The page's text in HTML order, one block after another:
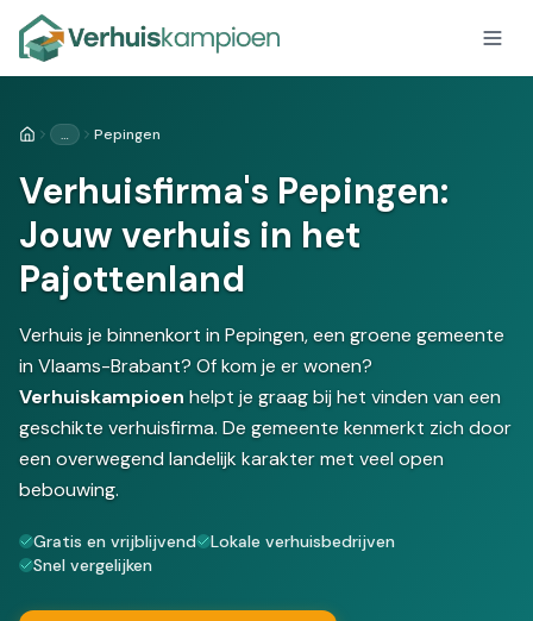
Home… Pepingen
Verhuisfirma's Pepingen:
Jouw verhuis in het
Pajottenland
Verhuis je binnenkort in Pepingen, een groene gemeente
in Vlaams-Brabant? Of kom je er wonen?
Verhuiskampioen helpt je graag bij het vinden van een
geschikte verhuisfirma. De gemeente kenmerkt zich door
een overwegend landelijk karakter met veel open
bebouwing.
Gratis en vrijblijvend
Lokale verhuisbedrijven
Snel vergelijken